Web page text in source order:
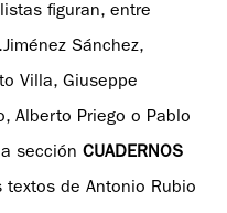
figuran, entre
Sánchez,
Villa, Giuseppe
Alberto Priego o Pablo
sección CUADERNOS
textos de Antonio Rubio